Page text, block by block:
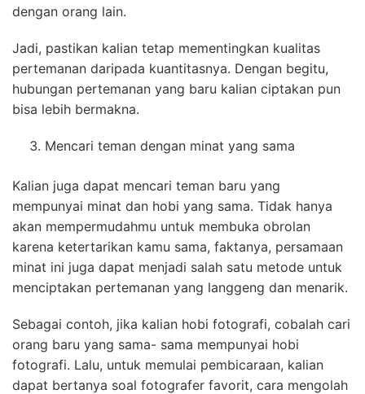
dengan orang lain.
Jadi, pastikan kalian tetap mementingkan kualitas
pertemanan daripada kuantitasnya. Dengan begitu,
hubungan pertemanan yang baru kalian ciptakan pun
bisa lebih bermakna.
Mencari teman dengan minat yang sama
Kalian juga dapat mencari teman baru yang
mempunyai minat dan hobi yang sama. Tidak hanya
akan mempermudahmu untuk membuka obrolan
karena ketertarikan kamu sama, faktanya, persamaan
minat ini juga dapat menjadi salah satu metode untuk
menciptakan pertemanan yang langgeng dan menarik.
Sebagai contoh, jika kalian hobi fotografi, cobalah cari
orang baru yang sama- sama mempunyai hobi
fotografi. Lalu, untuk memulai pembicaraan, kalian
dapat bertanya soal fotografer favorit, cara mengolah